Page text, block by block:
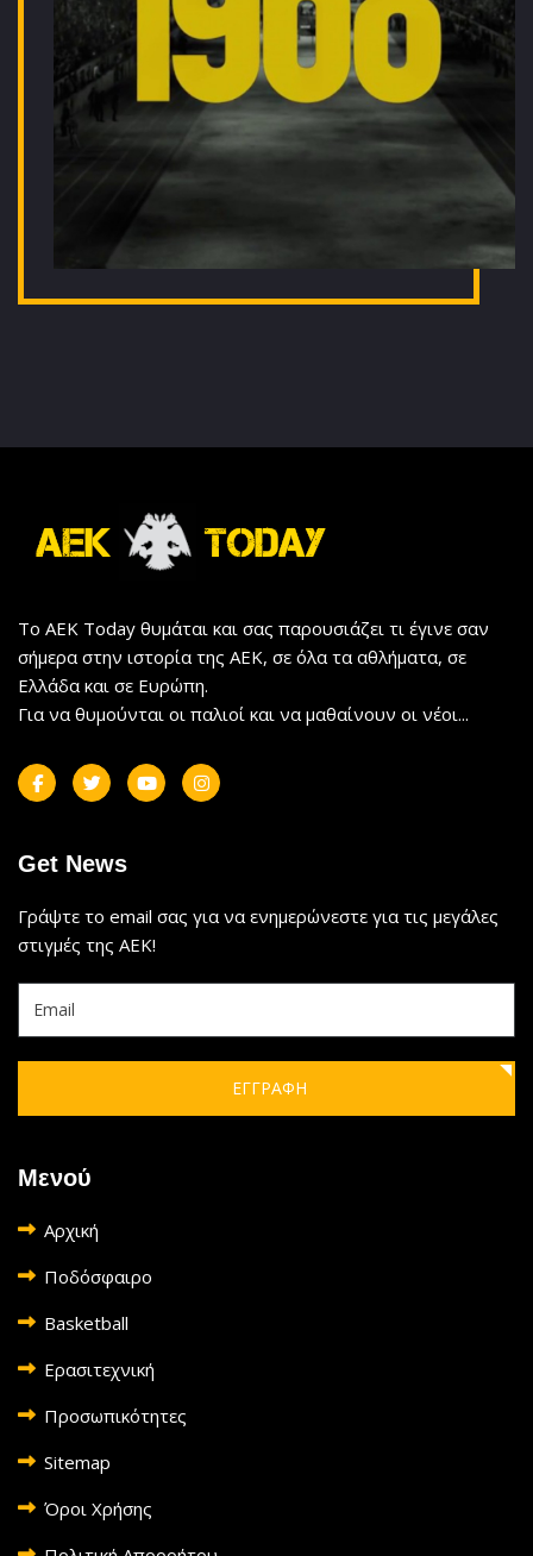
Το AEK Today θυμάται και σας παρουσιάζει τι έγινε σαν
σήμερα στην ιστορία της ΑΕΚ, σε όλα τα αθλήματα, σε
Ελλάδα και σε Ευρώπη.
Για να θυμούνται οι παλιοί και να μαθαίνουν οι νέοι...
Get News
Γράψτε το email σας για να ενημερώνεστε για τις μεγάλες
στιγμές της ΑΕΚ!
ΕΓΓΡΑΦΗ
Μενού
Αρχική
Ποδόσφαιρο
Basketball
Ερασιτεχνική
Προσωπικότητες
Sitemap
Όροι Χρήσης